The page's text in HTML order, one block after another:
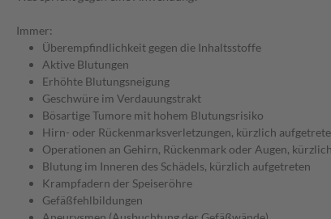
Immer:
Überempfindlichkeit gegen die Inhaltsstoffe
Aktive Blutungen
Erhöhte Blutungsneigung
Geschwüre im Verdauungstrakt
Bösartige Tumore mit hohem Blutungsrisiko
Hirn- oder Rückenmarksverletzungen, kürzlich
Operationen an Gehirn, Rückenmark oder Augen,
Blutung im Inneren des Schädels, kürzlich aufgetreten
Krampfadern der Speiseröhre
Gefäßfehlbildungen